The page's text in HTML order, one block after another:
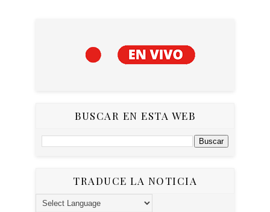
BUSCAR EN ESTA WEB
TRADUCE LA NOTICIA